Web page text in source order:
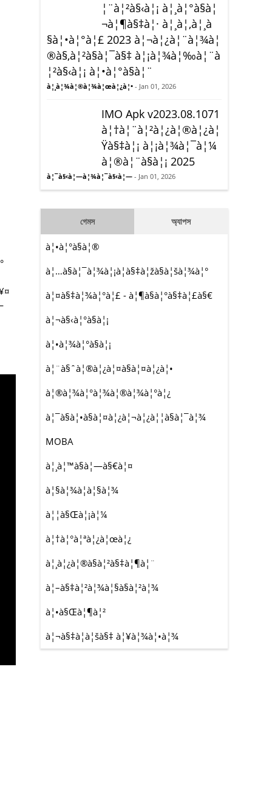
¦¨à¦²à§‹à¦¡ à¦¸à¦°à§à¦
¬à¦¶à§‡à¦· à¦¸à¦‚à¦¸à
§à¦•à¦°à¦£ 2023 à¦¬à¦¿à¦¨à¦¾à¦
®à§‚à¦²à§à¦¯à§‡ à¦¡à¦¾à¦‰à¦¨à
¦²à§‹à¦¡ à¦•à¦°à§à¦¨
à¦¸à¦¾à¦®à¦¾à¦œà¦¿à¦• - Jan 01, 2026
IMO Apk v2023.08.1071
à¦†à¦¨à¦²à¦¿à¦®à¦¿à¦
Ÿà§‡à¦¡ à¦¡à¦¾à¦¯à¦¼
à¦®à¦¨à§à¦¡ 2025
à¦¯à§‹à¦—à¦¾à¦¯à§‹à¦— - Jan 01, 2026
গেমস অ্যাপস
à¦•à¦°à§à¦®
à¦…à§à¦¯à¦¾à¦¡à¦­à§‡à¦žà§à¦šà¦¾à¦°
à¦¤à§‡à¦¾à¦°à¦£ - à¦¶à§à¦°à§‡à¦£à§€
à¦¬à§‹à¦°à§à¦¡
à¦•à¦¾à¦°à§à¦¡
à¦¨à§ˆà¦®à¦¿à¦¤à§à¦¤à¦¿à¦•
à¦®à¦¾à¦°à¦¾à¦®à¦¾à¦°à¦¿
à¦¯à§à¦•à§à¦¤à¦¿à¦¬à¦¿à¦¦à§à¦¯à¦¾
MOBA
à¦¸à¦™à§à¦—à§€à¦¤
à¦§à¦¾à¦à¦§à¦¾
à¦¦à§Œà¦¡à¦¼
à¦†à¦°à¦ªà¦¿à¦œà¦¿
à¦¸à¦¿à¦®à§à¦²à§‡à¦¶à¦¨
à¦–à§‡à¦²à¦¾à¦§à§à¦²à¦¾
à¦•à§Œà¦¶à¦²
à¦¬à§‡à¦à¦šà§‡ à¦¥à¦¾à¦•à¦¾